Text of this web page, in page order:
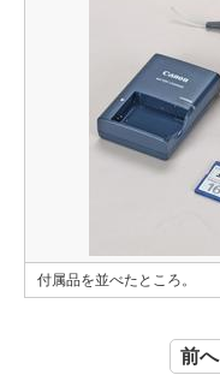
付属品を並べたところ。
前へ